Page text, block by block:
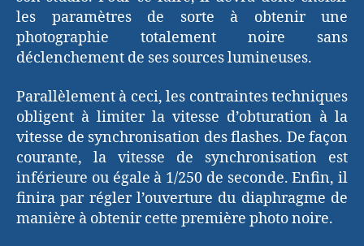
les paramètres de sorte à obtenir une
photographie totalement noire sans
déclenchement de ses sources lumineuses.
Parallèlement à ceci, les contraintes techniques
obligent à limiter la vitesse d’obturation à la
vitesse de synchronisation des flashes. De façon
courante, la vitesse de synchronisation est
inférieure ou égale à 1/250 de seconde. Enfin, il
finira par régler l’ouverture du diaphragme de
manière à obtenir cette première photo noire.